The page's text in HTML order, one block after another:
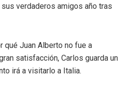
verdaderos amigos año tras
qué Juan Alberto no fue a
satisfacción, Carlos guarda un
irá a visitarlo a Italia.